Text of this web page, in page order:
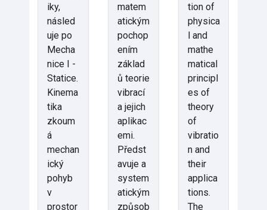
iky,
násled
uje po
Mecha
nice I -
Statice.
Kinema
tika
zkoum
á
mechan
ický
pohyb
v
prostor
matem
atickým
pochop
ením
základ
ů teorie
vibrací
a jejich
aplikac
emi.
Předst
avuje a
system
atickým
způsob
tion of
physica
l and
mathe
matical
principl
es of
theory
of
vibratio
n and
their
applica
tions.
The